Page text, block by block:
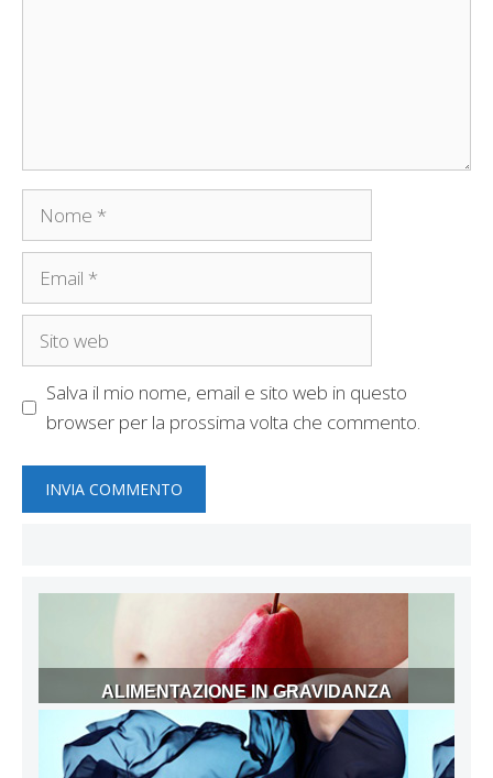
Nome
Email
Sito
Salva il mio nome, email e sito web in questo
browser per la prossima volta che commento.
ALIMENTAZIONE IN GRAVIDANZA